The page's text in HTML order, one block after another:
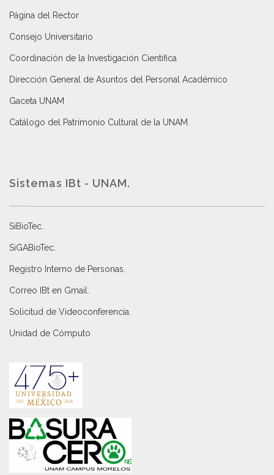
Página del Rector
Consejo Universitario
Coordinación de la Investigación Científica
Dirección General de Asuntos del Personal Académico
Gaceta UNAM
Catálogo del Patrimonio Cultural de la UNAM.
Sistemas IBt - UNAM.
SiBioTec
SiGABioTec.
Registro Interno de Personas
Correo IBt en Gmail
Solicitud de Videoconferencia.
Unidad de Cómputo